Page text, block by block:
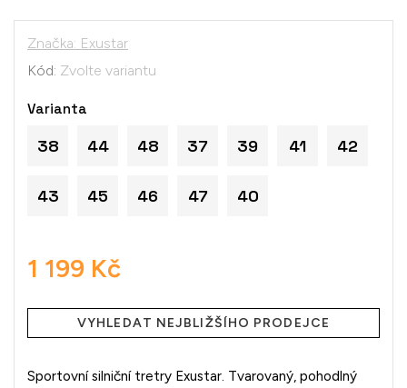
Značka: Exustar
Kód: Zvolte variantu
1 199 Kč
cena:
VYHLEDAT NEJBLIŽŠÍHO PRODEJCE
Varianta
38 44 48 37 39 41 42
43 45 46 47 40
Sportovní silniční tretry Exustar. Tvarovaný, pohodlný